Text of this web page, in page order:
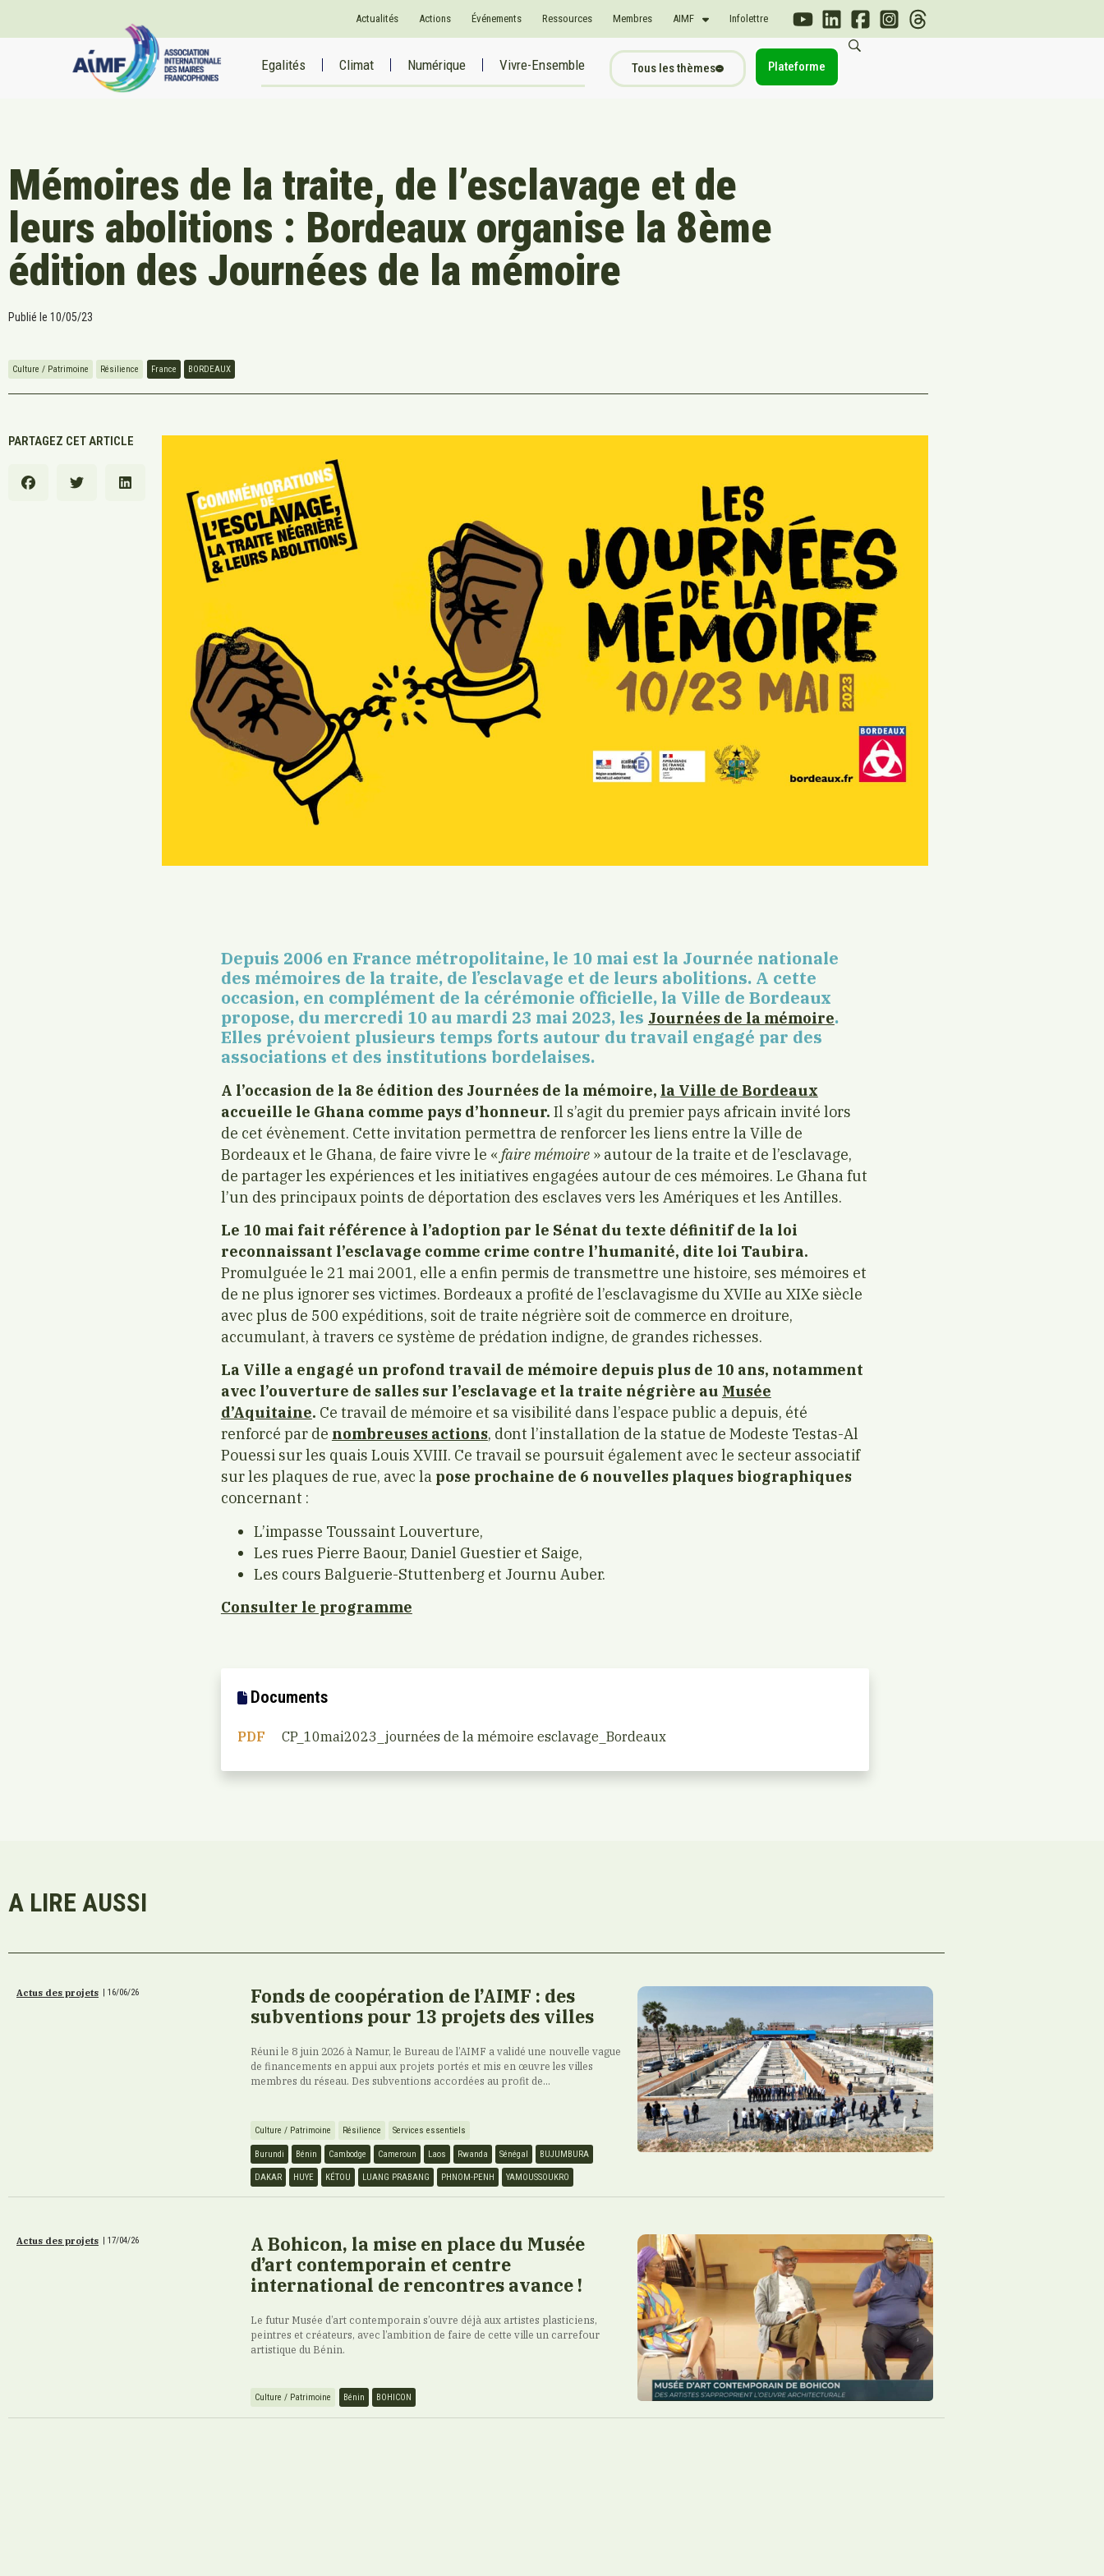
Actualités Actions Événements Ressources Membres AIMF Infolettre
Egalités Climat Numérique Vivre-Ensemble Tous les thèmes Plateforme
Mémoires de la traite, de l’esclavage et de
leurs abolitions : Bordeaux organise la 8ème
édition des Journées de la mémoire
Publié le 10/05/23
Culture / Patrimoine Résilience France BORDEAUX
PARTAGEZ CET ARTICLE
Depuis 2006 en France métropolitaine, le 10 mai est la Journée nationale
des mémoires de la traite, de l’esclavage et de leurs abolitions. A cette
occasion, en complément de la cérémonie officielle, la Ville de Bordeaux
propose, du mercredi 10 au mardi 23 mai 2023, les Journées de la mémoire.
Elles prévoient plusieurs temps forts autour du travail engagé par des
associations et des institutions bordelaises.
A l’occasion de la 8e édition des Journées de la mémoire, la Ville de Bordeaux
accueille le Ghana comme pays d’honneur. Il s’agit du premier pays africain invité lors
de cet évènement. Cette invitation permettra de renforcer les liens entre la Ville de
Bordeaux et le Ghana, de faire vivre le «faire mémoire» autour de la traite et de l’esclavage,
de partager les expériences et les initiatives engagées autour de ces mémoires. Le Ghana fut
l’un des principaux points de déportation des esclaves vers les Amériques et les Antilles.
Le 10 mai fait référence à l’adoption par le Sénat du texte définitif de la loi
reconnaissant l’esclavage comme crime contre l’humanité, dite loi Taubira.
Promulguée le 21 mai 2001, elle a enfin permis de transmettre une histoire, ses mémoires et
de ne plus ignorer ses victimes. Bordeaux a profité de l’esclavagisme du XVIIe au XIXe siècle
avec plus de 500 expéditions, soit de traite négrière soit de commerce en droiture,
accumulant, à travers ce système de prédation indigne, de grandes richesses.
La Ville a engagé un profond travail de mémoire depuis plus de 10 ans, notamment
avec l’ouverture de salles sur l’esclavage et la traite négrière au Musée
d’Aquitaine. Ce travail de mémoire et sa visibilité dans l’espace public a depuis, été
renforcé par de nombreuses actions, dont l’installation de la statue de Modeste Testas-Al
Pouessi sur les quais Louis XVIII. Ce travail se poursuit également avec le secteur associatif
sur les plaques de rue, avec la pose prochaine de 6 nouvelles plaques biographiques
concernant :
L’impasse Toussaint Louverture,
Les rues Pierre Baour, Daniel Guestier et Saige,
Les cours Balguerie-Stuttenberg et Journu Auber.
Consulter le programme
Documents
PDF CP_10mai2023_journées de la mémoire esclavage_Bordeaux
A LIRE AUSSI
Actus des projets | 16/06/26
Fonds de coopération de l’AIMF : des
subventions pour 13 projets des villes
Réuni le 8 juin 2026 à Namur, le Bureau de l’AIMF a validé une nouvelle vague
de financements en appui aux projets portés et mis en œuvre les villes
membres du réseau. Des subventions accordées au profit de...
Culture / Patrimoine Résilience Services essentiels
Burundi Bénin Cambodge Cameroun Laos Rwanda Sénégal BUJUMBURA
DAKAR HUYE KÉTOU LUANG PRABANG PHNOM-PENH YAMOUSSOUKRO
Actus des projets | 17/04/26
A Bohicon, la mise en place du Musée
d’art contemporain et centre
international de rencontres avance !
Le futur Musée d’art contemporain s’ouvre déjà aux artistes plasticiens,
peintres et créateurs, avec l’ambition de faire de cette ville un carrefour
artistique du Bénin.
Culture / Patrimoine Bénin BOHICON